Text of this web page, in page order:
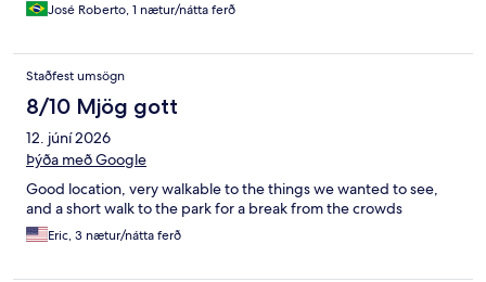
José Roberto, 1 nætur/nátta ferð
Staðfest umsögn
8/10 Mjög gott
12. júní 2026
Þýða með Google
Good location, very walkable to the things we wanted to see,
and a short walk to the park for a break from the crowds
Eric, 3 nætur/nátta ferð